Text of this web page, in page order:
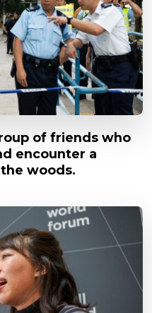
of friends who
encounter a
woods.